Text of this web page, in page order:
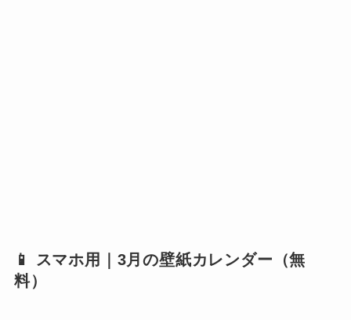
📱 スマホ用｜3月の壁紙カレンダー（無
料）